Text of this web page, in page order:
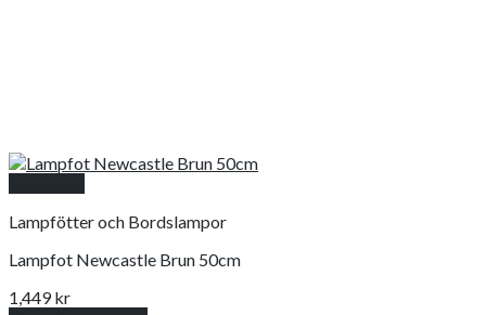
Lampfötter och Bordslampor
Lampfot Newcastle Brun 50cm
1,449kr